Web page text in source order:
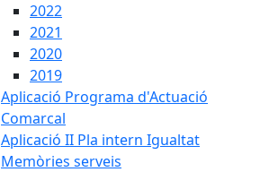
2022
2021
2020
2019
Aplicació Programa d'Actuació
Comarcal
Aplicació II Pla intern Igualtat
Memòries serveis